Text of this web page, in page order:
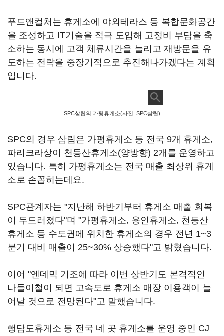
푸드앤컬처는 휴게소에 야외테라스 등 복합문화공간
을 조성하고 IT기술을 적극 도입해 고정비 부담을 축
소하는 동시에 고객 체류시간을 늘리고 재방문을 유
도하는 전략을 중장기적으로 추진해나가겠다는 계획
입니다.
SPC삼립의 가평휴게소(사진=SPC삼립)
SPC의 경우 삼립은 가평휴게소 등 전국 9개 휴게소,
파리크라상이 천등산휴게소(양방향) 2개를 운영하고
있습니다. 특히 가평휴게소는 전국 매출 최상위 휴게
소로 손꼽히는데요.
SPC관계자는 "지난해 하반기부터 휴게소 매출 회복
이 두드러졌다"며 "가평휴게소, 용인휴게소, 천등산
휴게소 등 수도권에 위치한 휴게소의 경우 전년 1~3
분기 대비 매출이 25~30% 상승했다"고 밝혔습니다.
이어 "엔데믹 기조에 따라 이번 상반기도 본격적인
나들이철이 되면 고속도로 휴게소 매장 이용객이 늘
어날 것으로 전망된다"고 말했습니다.
행담도휴게소 등 전국 네 곳 휴게소를 운영 중인 CJ